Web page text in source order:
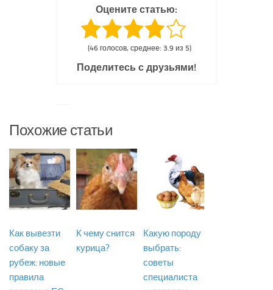
Оцените статью:
(46 голосов, среднее: 3.9 из 5)
Поделитесь с друзьями!
Похожие статьи
Как вывезти
собаку за
рубеж: новые
правила
К чему снится
курица?
Какую породу
выбрать:
советы
специалиста